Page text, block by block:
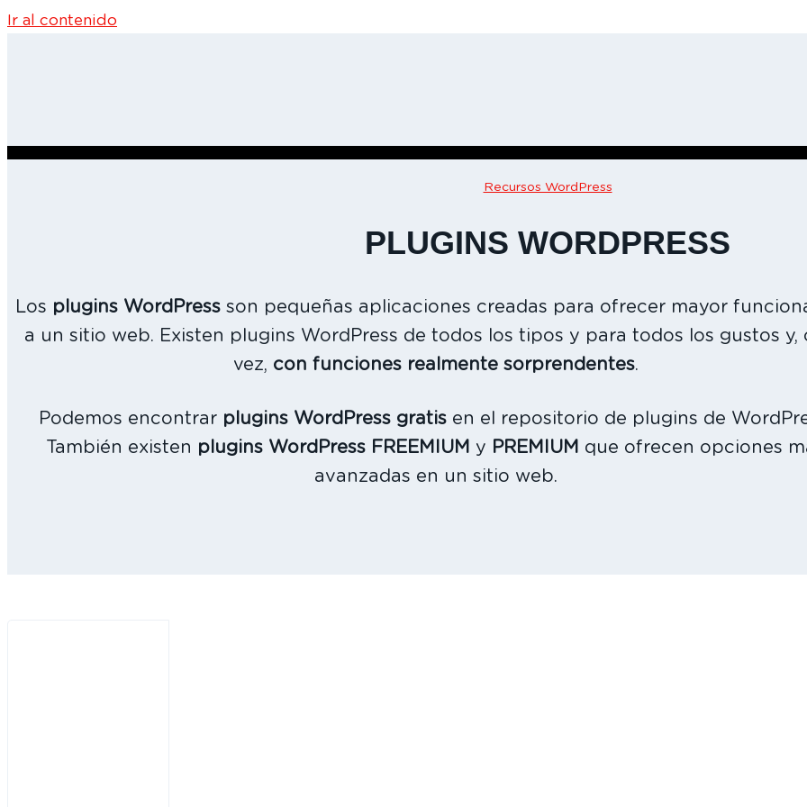
Ir al contenido
Recursos WordPress
PLUGINS WORDPRESS
Los plugins WordPressson pequeñas aplicaciones creadas para ofrecer mayor
a un sitio web. Existen plugins WordPress de todos los tipos y para todos los gustos y,
vez, con funciones realmente sorprendentes.
Podemos encontrar plugins WordPress gratis en el repositorio de plugins de
También existen plugins WordPress FREEMIUM y PREMIUM que ofrecen opciones
avanzadas en un sitio web.